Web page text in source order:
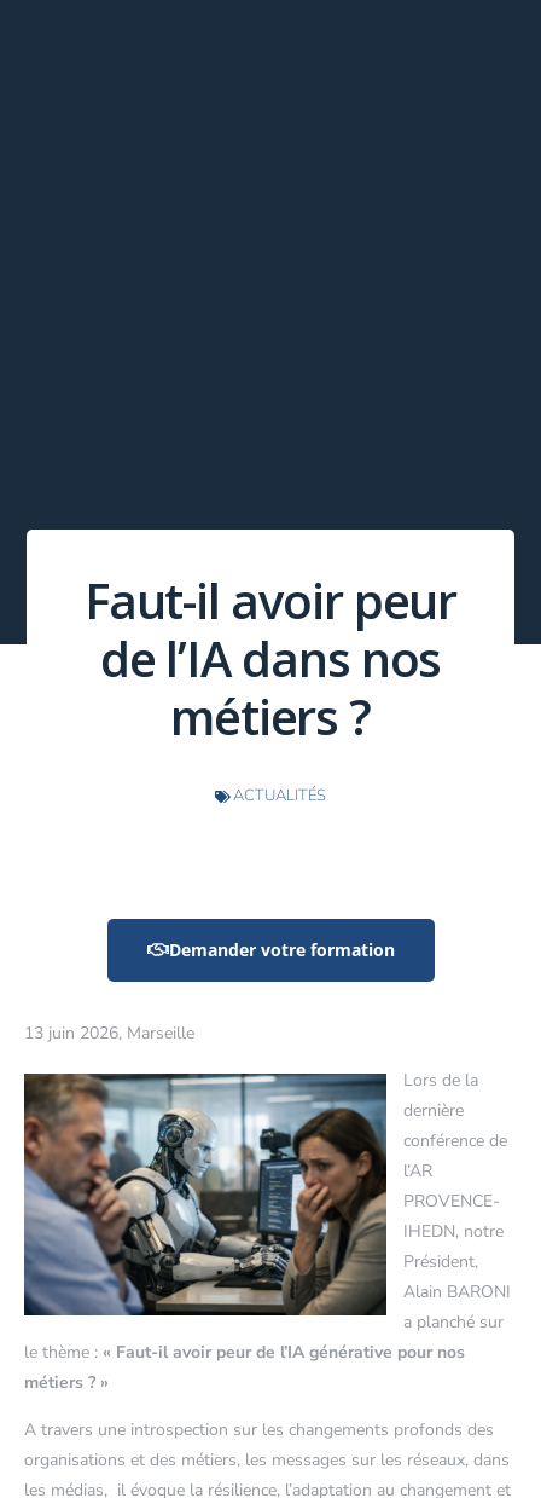
Faut-il avoir peur
de l’IA dans nos
métiers ?
ACTUALITÉS
Demander votre formation
13 juin 2026, Marseille
Lors de la
dernière
conférence de
l’AR
PROVENCE-
IHEDN, notre
Président,
Alain BARONI
a planché sur
le thème : « Faut-il avoir peur de l’IA générative pour nos
métiers ? »
A travers une introspection sur les changements profonds des
organisations et des métiers, les messages sur les réseaux, dans
les médias, il évoque la résilience, l’adaptation au changement et